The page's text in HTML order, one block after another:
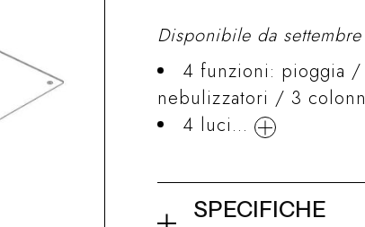
Disponibile da
4 funzioni: pioggia /
nebulizzatori / 3
4 luci...
SPECIFICHE